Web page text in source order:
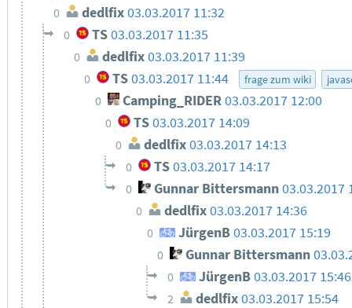
0 dedlfix 03.03.2017 11:32
0 TS03.03.2017 11:35
0 dedlfix03.03.2017 11:39
0 TS03.03.2017 11:44 frage zum wiki
0 Camping_RIDER03.03.2017 12:00
0 TS 03.03.2017 14:09
0 dedlfix03.03.2017 14:13
0 TS03.03.2017 14:17
0 Gunnar Bittersmann03.03.2017
0 dedlfix03.03.2017 14:36
0 JürgenB 03.03.2017 15:19
0 Gunnar Bittersmann
0 JürgenB03.03.2017 15:46
2 dedlfix03.03.2017 15:54